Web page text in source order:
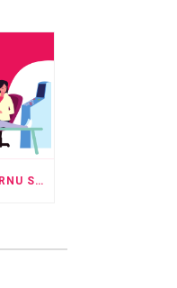
GLASAČKI LISTIĆ ZA IZBORNU SKUPŠTINU I UPUTE ZA GLASANJE U ODSUSTVU